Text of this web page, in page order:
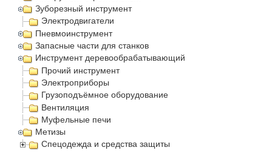
Зуборезный инструмент
Электродвигатели
Пневмоинструмент
Запасные части для станков
Инструмент деревообрабатывающий
Прочий инструмент
Электроприборы
Грузоподъёмное оборудование
Вентиляция
Муфельные печи
Метизы
Спецодежда и средства защиты